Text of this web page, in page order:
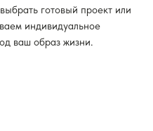
готовый проект или
индивидуальное
ваш образ жизни.